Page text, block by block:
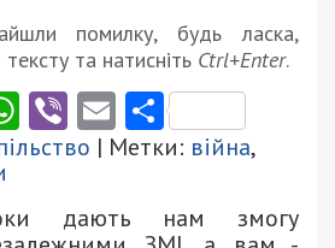
помилку, будь ласка,
та натисніть Ctrl+Enter.
WhatsApp
ViberEmail
| Метки: війна,
дають нам змогу